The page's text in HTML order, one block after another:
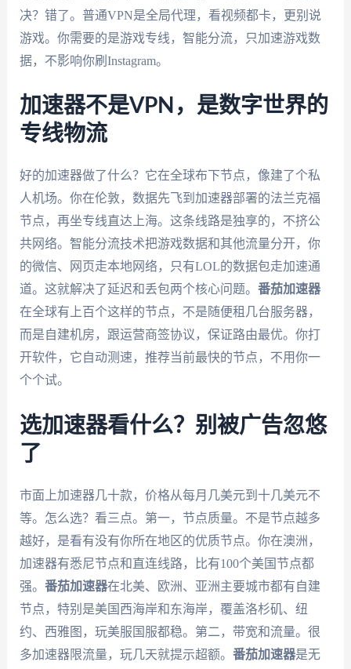
决？错了。普通VPN是全局代理，看视频都卡，更别说
游戏。你需要的是游戏专线，智能分流，只加速游戏数
据，不影响你刷Instagram。
加速器不是VPN，是数字世界的
专线物流
好的加速器做了什么？它在全球布下节点，像建了个私
人机场。你在伦敦，数据先飞到加速器部署的法兰克福
节点，再坐专线直达上海。这条线路是独享的，不挤公
共网络。智能分流技术把游戏数据和其他流量分开，你
的微信、网页走本地网络，只有LOL的数据包走加速通
道。这就解决了延迟和丢包两个核心问题。 番茄加速器
在全球有上百个这样的节点，不是随便租几台服务器，
而是自建机房，跟运营商签协议，保证路由最优。你打
开软件，它自动测速，推荐当前最快的节点，不用你一
个个试。
选加速器看什么？别被广告忽悠
了
市面上加速器几十款，价格从每月几美元到十几美元不
等。怎么选？看三点。第一，节点质量。不是节点越多
越好，是看有没有你所在地区的优质节点。你在澳洲，
加速器有悉尼节点和直连线路，比有100个美国节点都
强。 番茄加速器在北美、欧洲、亚洲主要城市都有自建
节点，特别是美国西海岸和东海岸，覆盖洛杉矶、纽
约、西雅图，玩美服国服都稳。第二，带宽和流量。很
多加速器限流量，玩几天就提示超额。 番茄加速器是无